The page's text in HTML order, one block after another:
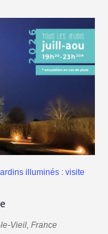
illuminés : visite
Vieil, France